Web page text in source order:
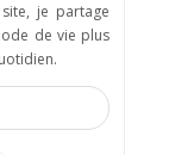
je partage
de vie plus